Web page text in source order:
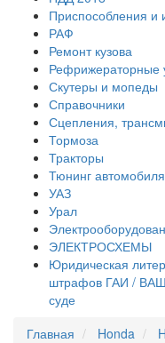
Приспособления и
РАФ
Ремонт кузова
Рефрижераторные
Скутеры и мопеды
Справочники
Сцепления,
Тормоза
Тракторы
Тюнинг автомобиля
УАЗ
Урал
ЭЛЕКТРОСХЕМЫ
Юридическая
штрафов ГАИ /
суде
Главная
Honda